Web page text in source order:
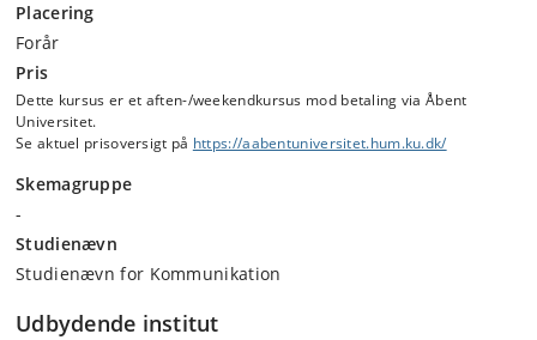
Placering
Forår
Pris
Dette kursus er et aften-/weekendkursus mod betaling via Åbent
Universitet.
Se aktuel prisoversigt på https://aabentuniversitet.hum.ku.dk/
Skemagruppe
-
Studienævn
Studienævn for Kommunikation
Udbydende institut